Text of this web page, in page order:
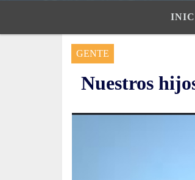
GENTE
Nuestros